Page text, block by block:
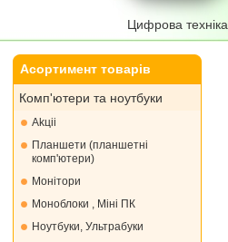
Цифрова техніка
Асортимент товарів
Комп'ютери та ноутбуки
Akціі
Планшети (планшетні
комп'ютери)
Монiтори
Моноблоки , Міні ПК
Ноутбуки, Ультрабуки